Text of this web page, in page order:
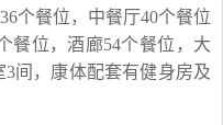
个餐位，中餐厅40个餐位
餐位，酒廊54个餐位，大
3间，康体配套有健身房及